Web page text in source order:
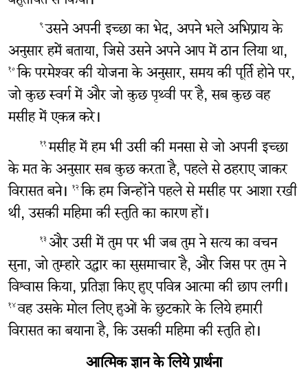
९उसने अपनी इच्छा का भेद, अपने भले अभिप्राय के
अनुसार हमें बताया, जिसे उसने अपने आप में ठान लिया था,
१०कि परमेश्‍वर की योजना के अनुसार, समय की पूर्ति होने पर,
जो कुछ स्वर्ग में और जो कुछ पृथ्वी पर है, सब कुछ वह
मसीह में एकत्र करे।
११मसीह में हम भी उसी की मनसा से जो अपनी इच्छा
के मत के अनुसार सब कुछ करता है, पहले से ठहराए जाकर
विरासत बने। १२कि हम जिन्होंने पहले से मसीह पर आशा रखी
थी, उसकी महिमा की स्तुति का कारण हों।
१३और उसी में तुम पर भी जब तुम ने सत्य का वचन
सुना, जो तुम्हारे उद्धार का सुसमाचार है, और जिस पर तुम ने
विश्वास किया, प्रतिज्ञा किए हुए पवित्र आत्मा की छाप लगी।
१४वह उसके मोल लिए हुओं के छुटकारे के लिये हमारी
विरासत का बयाना है, कि उसकी महिमा की स्तुति हो।
आत्मिक ज्ञान के लिये प्रार्थना